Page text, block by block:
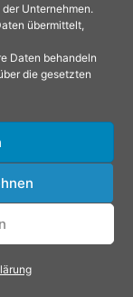
Unternehmen.
übermittelt,
Daten behandeln
die gesetzten
Weile
auch
Sind net